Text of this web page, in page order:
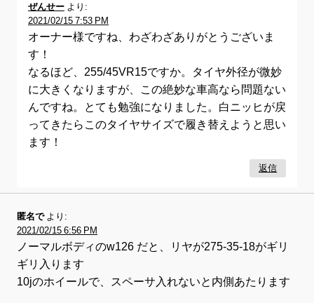
ぜんせー より:
2021/02/15 7:53 PM
オーナー様ですね、わざわざありがとうございま
す！
なるほど、255/45VR15ですか。タイヤ外径が微妙
に大きくなりますが、この絶妙な車高なら問題ない
んですね。とても勉強になりました。白ニッヒが戻
ってきたらこのタイヤサイズで履き替えようと思い
ます！
返信
匿名で より:
2021/02/15 6:56 PM
ノーマルボディのw126 だと、リヤが275-35-18がギリ
ギリ入ります
10jのホイールで、スペーサ入れないと内側あたります